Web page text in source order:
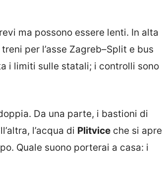
ma possono essere lenti. In alta
per l’asse Zagreb–Split e bus
i limiti sulle statali; i controlli sono
Da una parte, i bastioni di
l’acqua di Plitvice che si apre
Quale suono porterai a casa: i